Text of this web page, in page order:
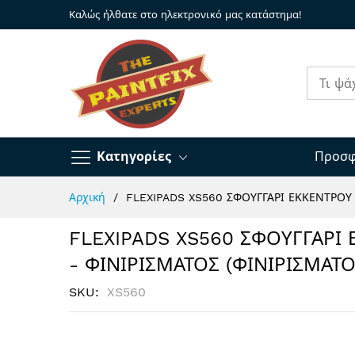
Καλώς ήλθατε στο ηλεκτρονικό μας κατάστημα!
Κατηγορίες
Αρχική FLEXIPADS XS560 ΣΦΟΥΓΓΑΡΙ
FLEXIPADS XS560
- ΦΙΝΙΡΙΣΜΑΤΟΣ
SKU XS560